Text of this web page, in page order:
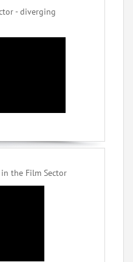
- diverging
in the Film Sector